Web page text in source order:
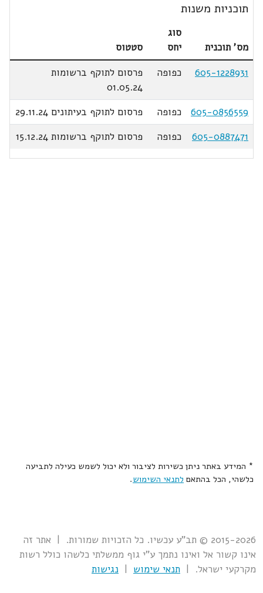
תוכניות משנות
מס' תוכנית
סוג
יחס
סטטוס
605-1228931
כפופה
פרסום לתוקף ברשומות
01.05.24
605-0856559
כפופה
פרסום לתוקף בעיתונים 29.11.24
605-0887471
כפופה פרסום לתוקף ברשומות 15.12.24
* המידע באתר ניתן כשירות לציבור ולא יכול לשמש כעילה לתביעה
כלשהי, הכל בהתאם לתנאי השימוש.
2015-2026 © תב"ע עכשיו. כל הזכויות שמורות. | אתר זה
אינו קשור אל ואינו נתמך ע"י גוף ממשלתי כלשהו כולל רשות
מקרקעי ישראל. | תנאי שימוש | נגישות